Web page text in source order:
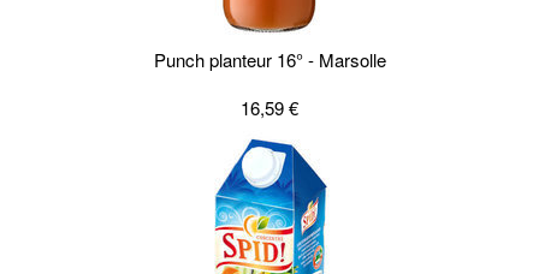
Punch planteur 16° - Marsolle
16,59 €